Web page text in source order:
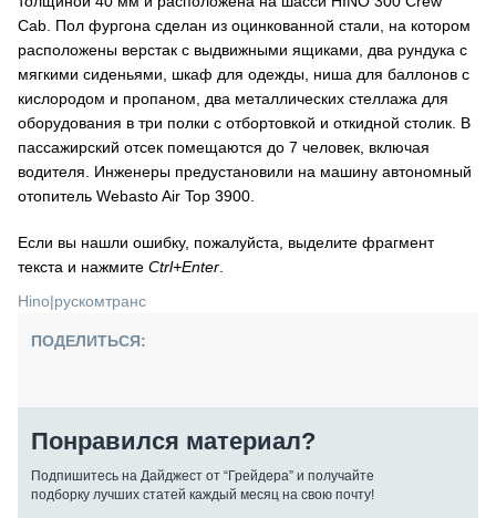
Cab. Пол фургона сделан из оцинкованной стали, на котором
расположены верстак с выдвижными ящиками, два рундука с
мягкими сиденьями, шкаф для одежды, ниша для баллонов с
кислородом и пропаном, два металлических стеллажа для
оборудования в три полки с отбортовкой и откидной столик. В
пассажирский отсек помещаются до 7 человек, включая
водителя. Инженеры предустановили на машину автономный
отопитель Webasto Air Top 3900.
Если вы нашли ошибку, пожалуйста, выделите фрагмент
текста и нажмите Ctrl+Enter
Hino|рускомтранс
ПОДЕЛИТЬСЯ:
Понравился материал?
Подпишитесь на Дайджест от “Грейдера” и получайте
подборку лучших статей каждый месяц на свою почту!